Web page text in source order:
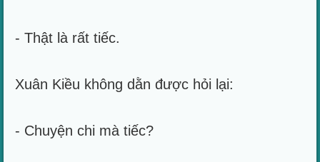
- Thật là rất tiếc.
Xuân Kiều không dằn được hỏi lại:
- Chuyện chi mà tiếc?